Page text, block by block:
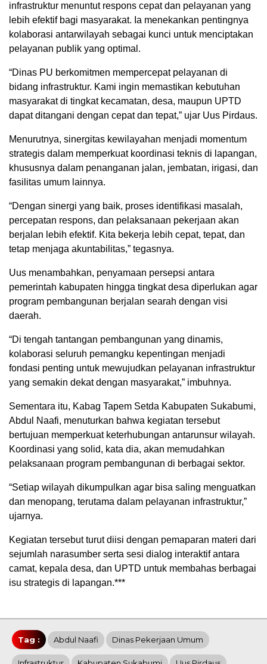
infrastruktur menuntut respons cepat dan pelayanan yang
lebih efektif bagi masyarakat. Ia menekankan pentingnya
kolaborasi antarwilayah sebagai kunci untuk menciptakan
pelayanan publik yang optimal.
“Dinas PU berkomitmen mempercepat pelayanan di
bidang infrastruktur. Kami ingin memastikan kebutuhan
masyarakat di tingkat kecamatan, desa, maupun UPTD
dapat ditangani dengan cepat dan tepat,” ujar Uus Pirdaus.
Menurutnya, sinergitas kewilayahan menjadi momentum
strategis dalam memperkuat koordinasi teknis di lapangan,
khususnya dalam penanganan jalan, jembatan, irigasi, dan
fasilitas umum lainnya.
“Dengan sinergi yang baik, proses identifikasi masalah,
percepatan respons, dan pelaksanaan pekerjaan akan
berjalan lebih efektif. Kita bekerja lebih cepat, tepat, dan
tetap menjaga akuntabilitas,” tegasnya.
Uus menambahkan, penyamaan persepsi antara
pemerintah kabupaten hingga tingkat desa diperlukan agar
program pembangunan berjalan searah dengan visi
daerah.
“Di tengah tantangan pembangunan yang dinamis,
kolaborasi seluruh pemangku kepentingan menjadi
fondasi penting untuk mewujudkan pelayanan infrastruktur
yang semakin dekat dengan masyarakat,” imbuhnya.
Sementara itu, Kabag Tapem Setda Kabupaten Sukabumi,
Abdul Naafi, menuturkan bahwa kegiatan tersebut
bertujuan memperkuat keterhubungan antarunsur wilayah.
Koordinasi yang solid, kata dia, akan memudahkan
pelaksanaan program pembangunan di berbagai sektor.
“Setiap wilayah dikumpulkan agar bisa saling menguatkan
dan menopang, terutama dalam pelayanan infrastruktur,”
ujarnya.
Kegiatan tersebut turut diisi dengan pemaparan materi dari
sejumlah narasumber serta sesi dialog interaktif antara
camat, kepala desa, dan UPTD untuk membahas berbagai
isu strategis di lapangan.***
Tag : Abdul Naafi Dinas Pekerjaan Umum